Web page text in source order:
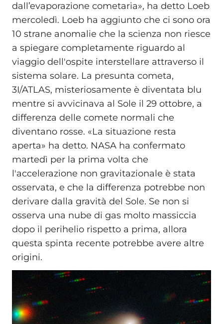
dall’evaporazione cometaria», ha detto Loeb
mercoledì. Loeb ha aggiunto che ci sono ora
10 strane anomalie che la scienza non riesce
a spiegare completamente riguardo al
viaggio dell'ospite interstellare attraverso il
sistema solare. La presunta cometa,
3I/ATLAS, misteriosamente è diventata blu
mentre si avvicinava al Sole il 29 ottobre, a
differenza delle comete normali che
diventano rosse. «La situazione resta
aperta» ha detto. NASA ha confermato
martedì per la prima volta che
l'accelerazione non gravitazionale è stata
osservata, e che la differenza potrebbe non
derivare dalla gravità del Sole. Se non si
osserva una nube di gas molto massiccia
dopo il perihelio rispetto a prima, allora
questa spinta recente potrebbe avere altre
origini.